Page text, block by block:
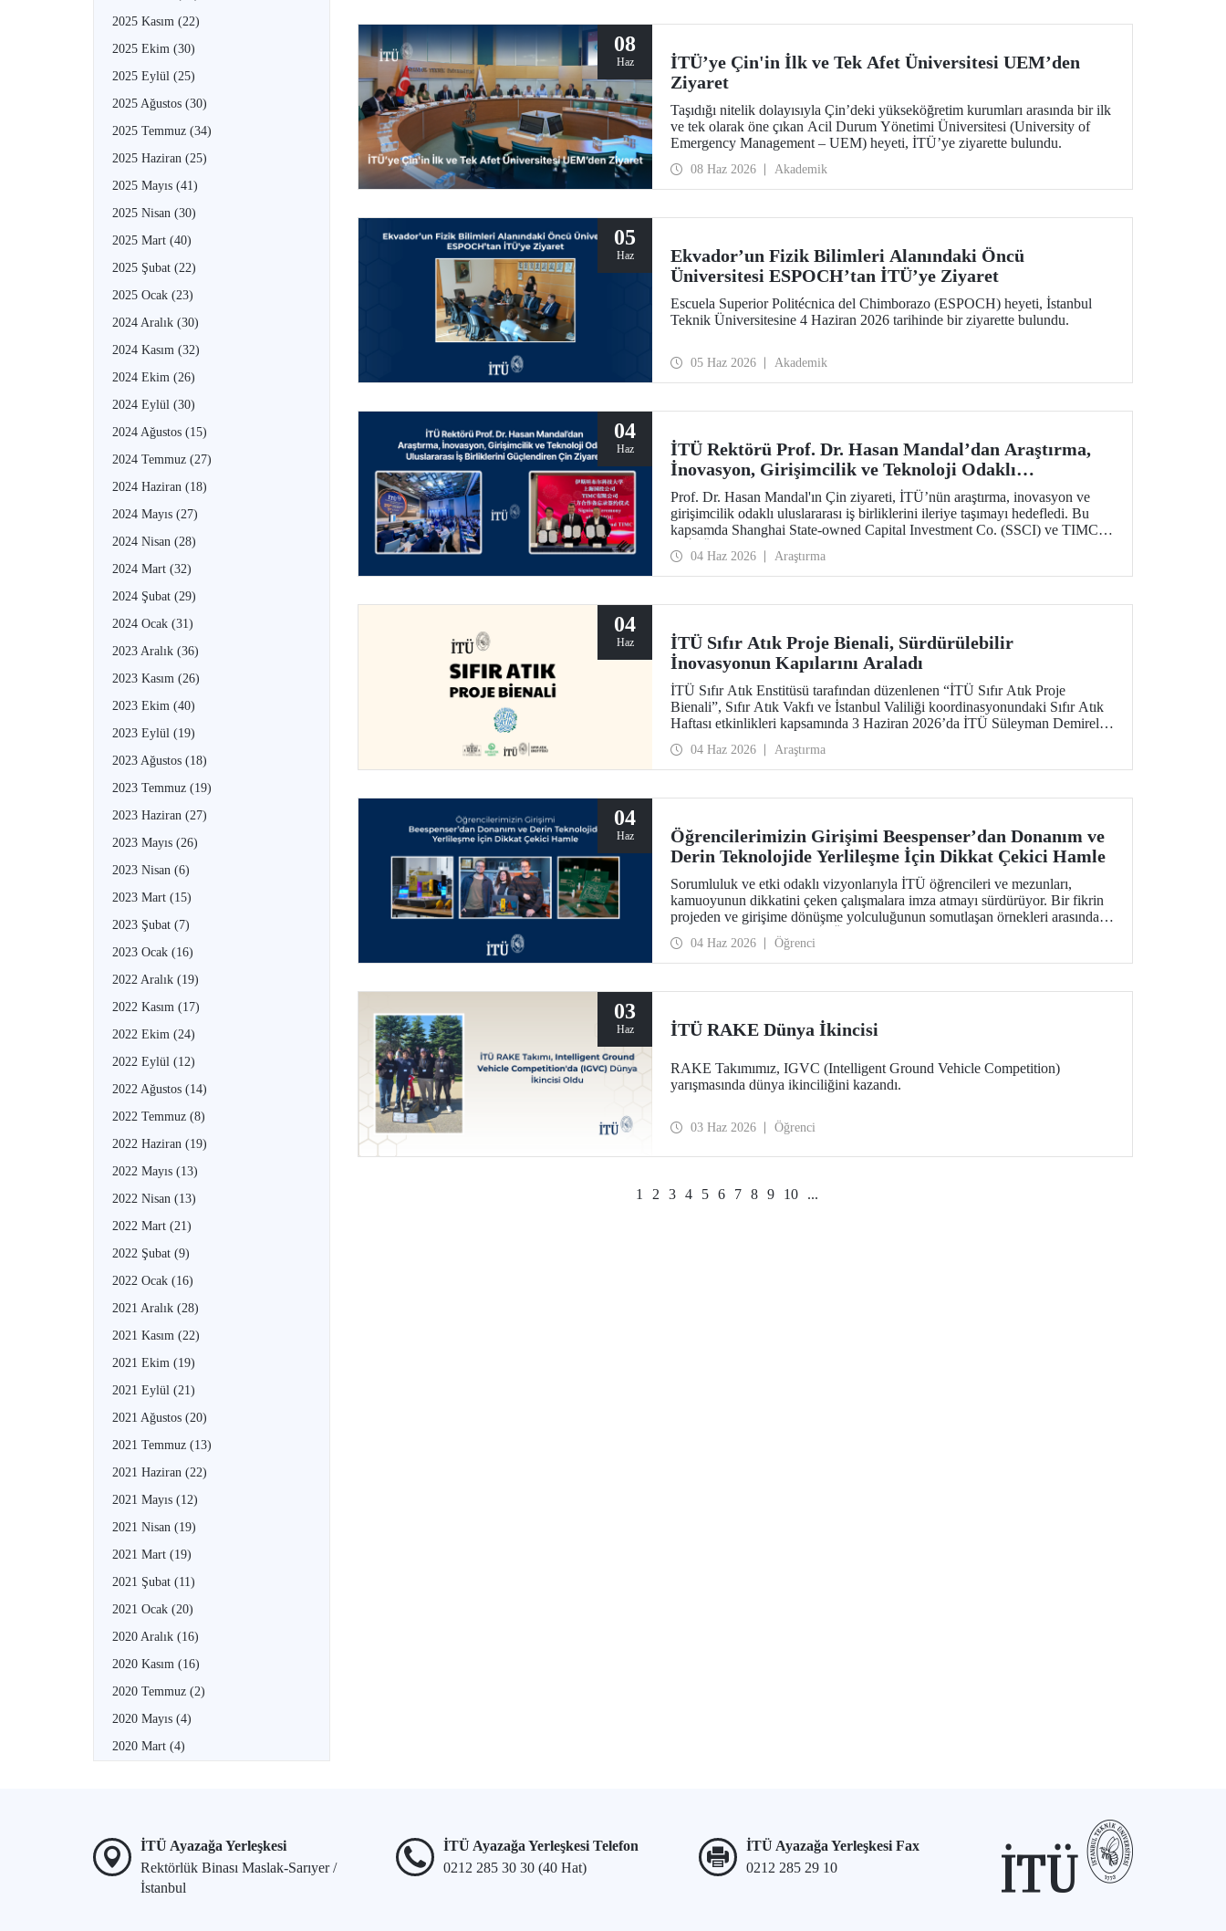
2025 Kasım (22)
2025 Ekim (30)
2025 Eylül (25)
2025 Ağustos (30)
2025 Temmuz (34)
2025 Haziran (25)
2025 Mayıs (41)
2025 Nisan (30)
2025 Mart (40)
2025 Şubat (22)
2025 Ocak (23)
2024 Aralık (30)
2024 Kasım (32)
2024 Ekim (26)
2024 Eylül (30)
2024 Ağustos (15)
2024 Temmuz (27)
2024 Haziran (18)
2024 Mayıs (27)
2024 Nisan (28)
2024 Mart (32)
2024 Şubat (29)
2024 Ocak (31)
2023 Aralık (36)
2023 Kasım (26)
2023 Ekim (40)
2023 Eylül (19)
2023 Ağustos (18)
2023 Temmuz (19)
2023 Haziran (27)
2023 Mayıs (26)
2023 Nisan (6)
2023 Mart (15)
2023 Şubat (7)
2023 Ocak (16)
2022 Aralık (19)
2022 Kasım (17)
2022 Ekim (24)
2022 Eylül (12)
2022 Ağustos (14)
2022 Temmuz (8)
2022 Haziran (19)
2022 Mayıs (13)
2022 Nisan (13)
2022 Mart (21)
2022 Şubat (9)
2022 Ocak (16)
2021 Aralık (28)
2021 Kasım (22)
2021 Ekim (19)
2021 Eylül (21)
2021 Ağustos (20)
2021 Temmuz (13)
2021 Haziran (22)
2021 Mayıs (12)
2021 Nisan (19)
2021 Mart (19)
2021 Şubat (11)
2021 Ocak (20)
2020 Aralık (16)
2020 Kasım (16)
2020 Temmuz (2)
2020 Mayıs (4)
2020 Mart (4)
08
Haz
İTÜ’ye Çin'in İlk ve Tek Afet Üniversitesi UEM’den
Ziyaret
Taşıdığı nitelik dolayısıyla Çin’deki yükseköğretim kurumları arasında bir ilk
ve tek olarak öne çıkan Acil Durum Yönetimi Üniversitesi (University of
Emergency Management – UEM) heyeti, İTÜ’ye ziyarette bulundu.
08 Haz 2026 Akademik
05
Haz
Ekvador’un Fizik Bilimleri Alanındaki Öncü
Üniversitesi ESPOCH’tan İTÜ’ye Ziyaret
Escuela Superior Politécnica del Chimborazo (ESPOCH) heyeti, İstanbul
Teknik Üniversitesine 4 Haziran 2026 tarihinde bir ziyarette bulundu.
05 Haz 2026 Akademik
04
Haz
İTÜ Rektörü Prof. Dr. Hasan Mandal’dan Araştırma,
İnovasyon, Girişimcilik ve Teknoloji Odaklı
Uluslararası İş Birliklerini Güçlendiren Çin Ziyareti
Prof. Dr. Hasan Mandal'ın Çin ziyareti, İTÜ’nün araştırma, inovasyon ve
girişimcilik odaklı uluslararası iş birliklerini ileriye taşımayı hedefledi. Bu
kapsamda Shanghai State-owned Capital Investment Co. (SSCI) ve TIMC
04 Haz 2026 Araştırma
04
Haz
İTÜ Sıfır Atık Proje Bienali, Sürdürülebilir
İnovasyonun Kapılarını Araladı
İTÜ Sıfır Atık Enstitüsü tarafından düzenlenen “İTÜ Sıfır Atık Proje
Bienali”, Sıfır Atık Vakfı ve İstanbul Valiliği koordinasyonundaki Sıfır Atık
Haftası etkinlikleri kapsamında 3 Haziran 2026’da İTÜ Süleyman Demirel
04 Haz 2026 Araştırma
04
Haz
Öğrencilerimizin Girişimi Beespenser’dan Donanım ve
Derin Teknolojide Yerlileşme İçin Dikkat Çekici Hamle
Sorumluluk ve etki odaklı vizyonlarıyla İTÜ öğrencileri ve mezunları,
kamuoyunun dikkatini çeken çalışmalara imza atmayı sürdürüyor. Bir fikrin
projeden ve girişime dönüşme yolculuğunun somutlaşan örnekleri arasında
Beespenser de yer alıyor. İTÜ’lülerin girişimi, Avrupa pazarına uzanma
hedefiyle devre kartı basan yerli baskı makineleri üretiyor.
04 Haz 2026 Öğrenci
03
Haz İTÜ RAKE Dünya İkincisi
RAKE Takımımız, IGVC (Intelligent Ground Vehicle Competition)
yarışmasında dünya ikinciliğini kazandı.
03 Haz 2026 Öğrenci
1 2 3 4 5 6 7 8 9 10 ...
İTÜ Ayazağa Yerleşkesi
Rektörlük Binası Maslak-Sarıyer /
İstanbul
İTÜ Ayazağa Yerleşkesi Telefon
0212 285 30 30 (40 Hat)
İTÜ Ayazağa Yerleşkesi Fax
0212 285 29 10